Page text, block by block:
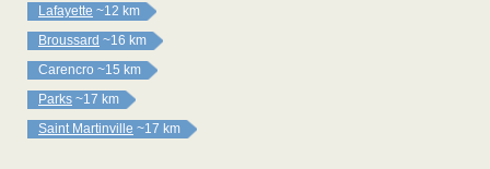
Lafayette ~12 km
Broussard ~16 km
Carencro ~15 km
Parks ~17 km
Saint Martinville ~17 km